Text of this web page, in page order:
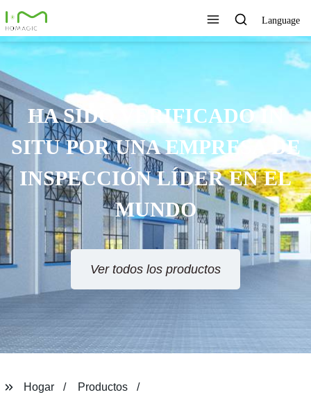
Language
HA SIDO VERIFICADO IN
SITU POR UNA EMPRESA DE
INSPECCIÓN LÍDER EN EL
MUNDO
Ver todos los productos
Hogar
Productos